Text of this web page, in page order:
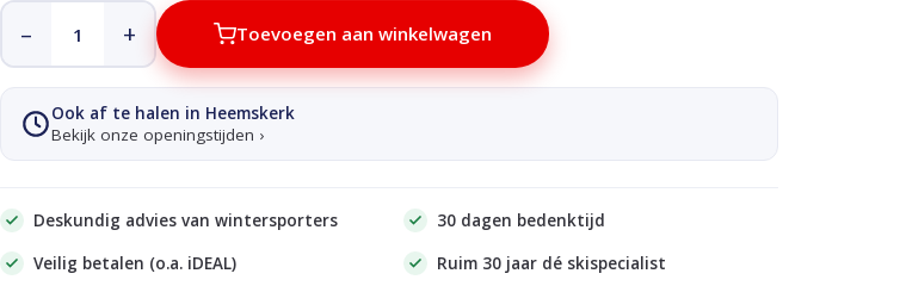
– + Toevoegen aan winkelwagen
Ook af te halen in Heemskerk
Bekijk onze openingstijden ›
Deskundig advies van wintersporters
30 dagen bedenktijd
Veilig betalen (o.a. iDEAL)
Ruim 30 jaar dé skispecialist